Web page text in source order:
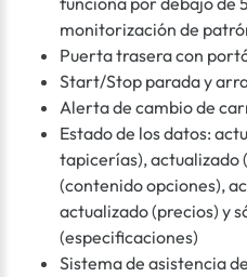
monitorización de
Puerta trasera con
Start/Stop parada y
Alerta de cambio de
Estado de los datos:
tapicerías), actualizado
(contenido opciones),
actualizado (precios) y
(especificaciones)
Sistema de asistencia